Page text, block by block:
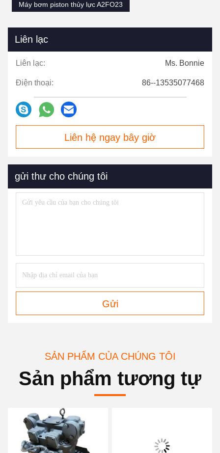
Máy bơm piston thủy lực A2FO23
Liên lạc
Liên lạc: Ms. Bonnie
Điện thoại: 86--13535077468
Liên hệ ngay bây giờ
gửi thư cho chúng tôi
Gửi
SẢN PHẨM CỦA CHÚNG TÔI
Sản phẩm tương tự